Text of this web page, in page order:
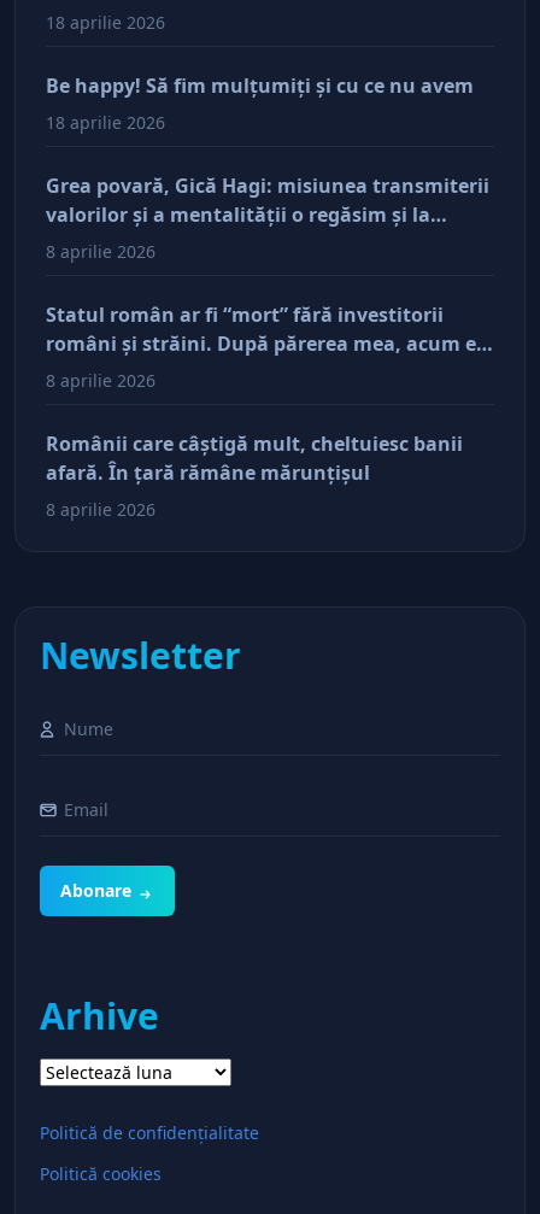
18 aprilie 2026
Be happy! Să fim mulţumiţi şi cu ce nu avem
18 aprilie 2026
Grea povară, Gică Hagi: misiunea transmiterii
valorilor şi a mentalităţii o regăsim şi la
antreprenorii care vor să-și lase moştenire
afacerile
8 aprilie 2026
Statul român ar fi “mort” fără investitorii
români şi străini. După părerea mea, acum e
doar pe perfuzii şi încă nu face diferenţa între
cine îl tine în viaţă şi cine i-a făcut rău
8 aprilie 2026
Românii care câştigă mult, cheltuiesc banii
afară. În ţară rămâne mărunţişul
8 aprilie 2026
Newsletter
Abonare
Arhive
Arhive
Politică de confidențialitate
Politică cookies